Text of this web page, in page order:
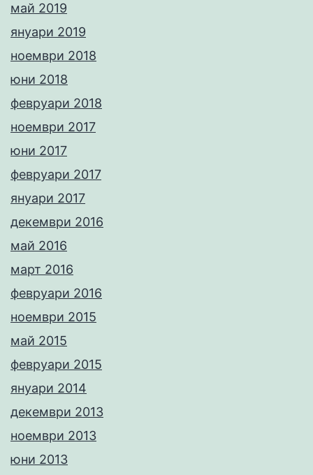
май 2019
януари 2019
ноември 2018
юни 2018
февруари 2018
ноември 2017
юни 2017
февруари 2017
януари 2017
декември 2016
май 2016
март 2016
февруари 2016
ноември 2015
май 2015
февруари 2015
януари 2014
декември 2013
ноември 2013
юни 2013